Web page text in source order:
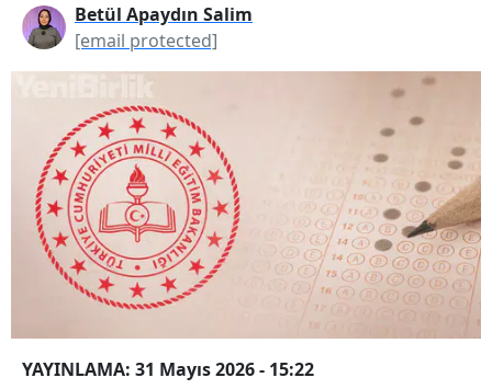
Betül Apaydın Salim
[email protected]
YAYINLAMA: 31 Mayıs 2026 - 15:22